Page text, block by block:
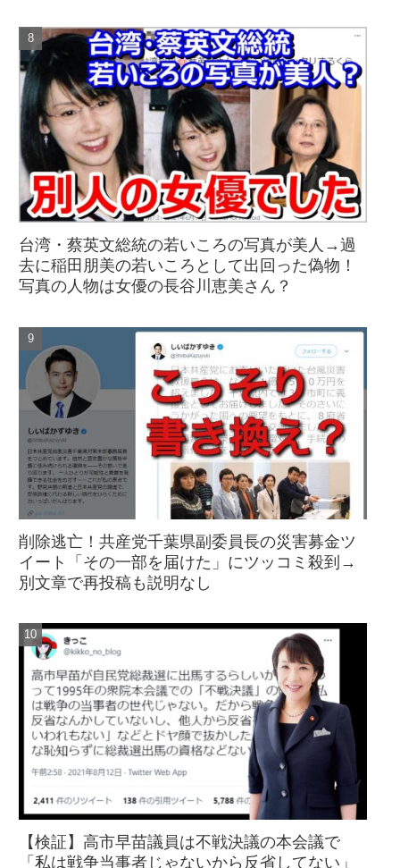
台湾・蔡英文総統の若いころの写真が美人→過
去に稲田朋美の若いころとして出回った偽物！
写真の人物は女優の長谷川恵美さん？
削除逃亡！共産党千葉県副委員長の災害募金ツ
イート「その一部を届けた」にツッコミ殺到→
別文章で再投稿も説明なし
【検証】高市早苗議員は不戦決議の本会議で
「私は戦争当事者じゃないから反省してない」